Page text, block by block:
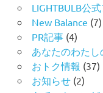
LIGHTBULB公
New Balance (7)
PR記事(4)
あなたのわたし
おトク情報 (37)
お知らせ(2)